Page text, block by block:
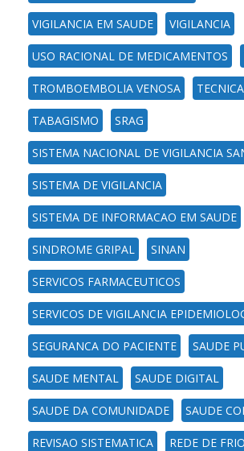
VIGILANCIA EM SAUDE VIGILANCIA
USO RACIONAL DE MEDICAMENTOS
TROMBOEMBOLIA VENOSA
TABAGISMO SRAG
SISTEMA NACIONAL DE VIGILANCIA
SISTEMA DE VIGILANCIA
SISTEMA DE INFORMACAO EM SAUDE
SINDROME GRIPAL SINAN
SERVICOS FARMACEUTICOS
SERVICOS DE VIGILANCIA
SEGURANCA DO PACIENTE SAUDE
SAUDE MENTAL SAUDE DIGITAL
SAUDE DA COMUNIDADE SAUDE
REVISAO SISTEMATICA REDE DE FRIO